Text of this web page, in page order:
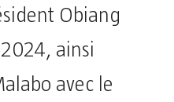
Obiang
ainsi
avec le